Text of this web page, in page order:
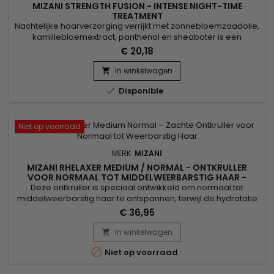
MIZANI STRENGTH FUSION - INTENSE NIGHT-TIME
TREATMENT
Nachtelijke haarverzorging verrijkt met zonnebloemzaadolie,
kamillebloemextract, panthenol en sheaboter is een
revitaliserend elixer voor het haar. Zonnebloemolie voedt
diep, terwijl kamille de hoofdhuid kalmeert. Panthenol
versterkt en hydrateert het haar, waardoor breuk en
gespleten punten worden verminderd. Shea butter biedt rijke
hydratatie,...
€ 20,18
 In winkelwagen
 Disponible
Niet op voorraad
MERK: MIZANI
MIZANI RHELAXER MEDIUM / NORMAL - ONTKRULLER
VOOR NORMAAL TOT MIDDELWEERBARSTIG HAAR -
850G
Deze ontkruller is speciaal ontwikkeld om normaal tot
middelweerbarstig haar te ontspannen, terwijl de hydratatie
en natuurlijke elasticiteit behouden blijven. Dankzij de
uitgebalanceerde formule zorgt Mizani Rhelaxer Medium /
Normal voor een egale ontkrulling, zonder haarbreuk of
irritatie van de hoofdhuid. Het haar wordt zacht, glanzend en
makkelijk te...
€ 36,95
 In winkelwagen
 Niet op voorraad